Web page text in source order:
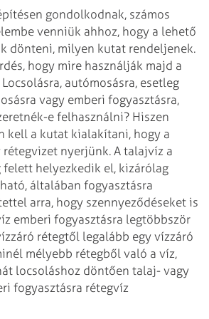
gondolkodnak, számos
venniük ahhoz, hogy a lehető
dönteni, milyen kutat rendeljenek.
hogy mire használják majd a
autómosásra, esetleg
vagy emberi fogyasztásra,
e felhasználni? Hiszen
kell a kutat kialakítani, hogy a
nyerjünk. A talajvíz a
helyezkedik el, kizárólag
általában fogyasztásra
arra, hogy szennyeződéseket is
emberi fogyasztásra legtöbbször
rétegtől legalább egy vízzáró
mélyebb rétegből való a víz,
locsoláshoz döntően talaj- vagy
fogyasztásra rétegvíz